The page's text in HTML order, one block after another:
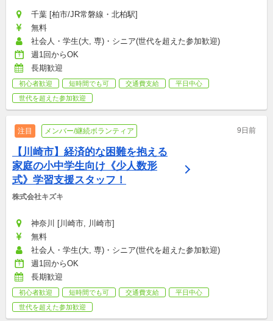
千葉 [柏市/JR常磐線・北柏駅]
無料
社会人・学生(大, 専)・シニア(世代を超えた参加歓迎)
週1回からOK
長期歓迎
初心者歓迎 短時間でも可 交通費支給
平日中心
世代を超えた参加歓迎
注目 メンバー/継続ボランティア 9日前
【川崎市】経済的な困難を抱える
家庭の小中学生向け《少人数形
式》学習支援スタッフ！
株式会社キズキ
神奈川 [川崎市, 川崎市]
無料
社会人・学生(大, 専)・シニア(世代を超えた参加歓迎)
週1回からOK
長期歓迎
初心者歓迎 短時間でも可 交通費支給
平日中心
世代を超えた参加歓迎